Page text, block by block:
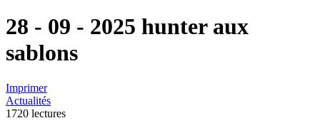
28 - 09 - 2025 hunter aux
sablons
Imprimer
Actualités
1720 lectures